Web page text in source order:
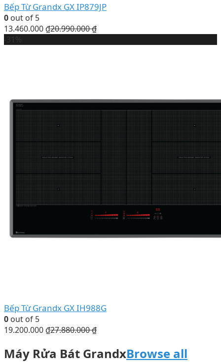
Bếp Từ Grandx GX IP879JP
0 out of 5
13.460.000 ₫20.990.000₫
Bếp Từ Grandx GX IH988G
0 out of 5
19.200.000 ₫27.880.000₫
Máy Rửa Bát GrandxBrowse all